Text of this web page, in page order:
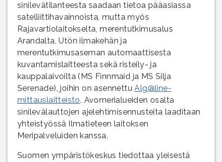
sinilevätilanteesta saadaan tietoa pääasiassa
satelliittihavainnoista, mutta myös
Rajavartiolaitokselta, merentutkimusalus
Arandalta, Utön ilmakehän ja
merentutkimusaseman automaattisesta
kuvantamislaitteesta sekä risteily- ja
kauppalaivoilta (MS Finnmaid ja MS Silja
Serenade), joihin on asennettuAlg@line-
mittauslaitteisto. Avomerialueiden osalta
sinilevälauttojen ajelehtimisennusteita laaditaan
yhteistyössä Ilmatieteen laitoksen
Meripalveluiden kanssa.
Suomen ympäristökeskus tiedottaa yleisestä